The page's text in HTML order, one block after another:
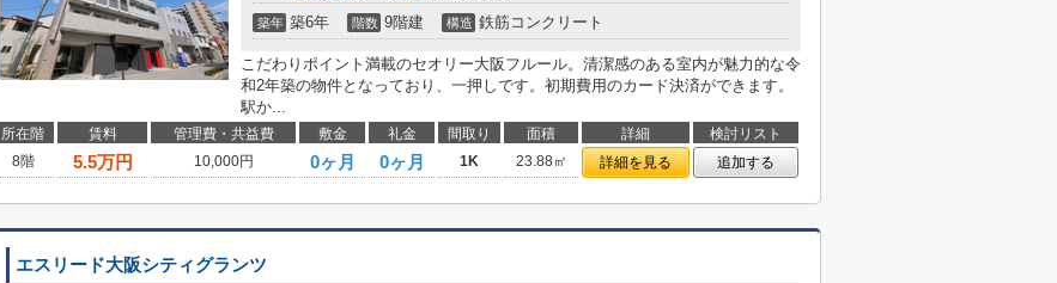
築年 築6年 階数 9階建 構造 鉄筋コンクリート
こだわりポイント満載のセオリー大阪フルール。清潔感のある室内が魅力的な令
和2年築の物件となっており、一押しです。初期費用のカード決済ができます。
駅か...
所在階 賃料 管理費・共益費 敷金 礼金 間取り 面積 詳細
検討リスト
8階
5.5万円 10,000円 0ヶ月 0ヶ月 1K 23.88㎡ 詳細を見る 追加する
エスリード大阪シティグランツ